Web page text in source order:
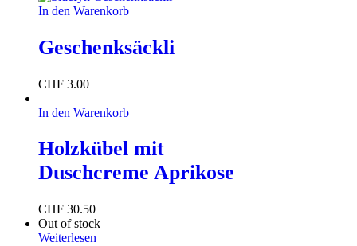
In den Warenkorb
Geschenksäckli
CHF 3.00
In den Warenkorb
Holzkübel mit
Duschcreme Aprikose
CHF 30.50
Out of stock
Weiterlesen